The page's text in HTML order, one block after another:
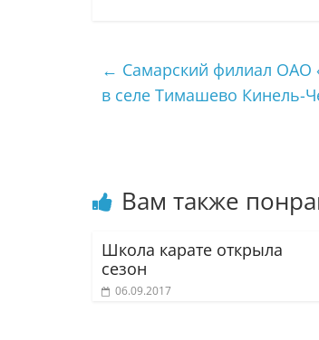
← Самарский филиал ОАО
в селе Тимашево Кинель-
Вам также
Школа карате открыла
сезон
06.09.2017